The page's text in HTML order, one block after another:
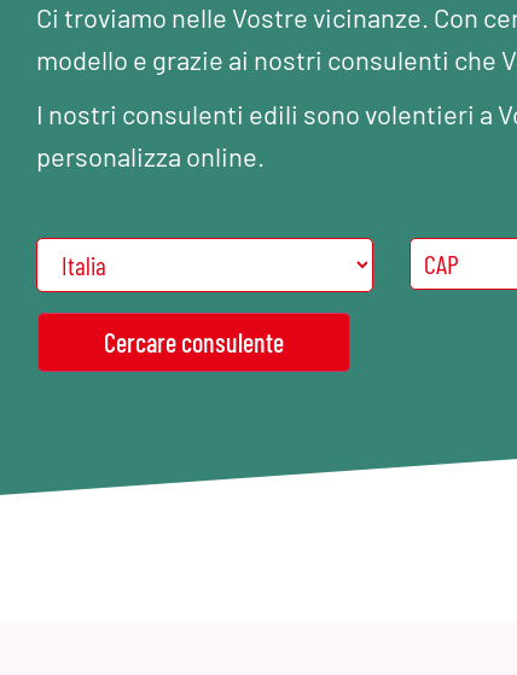
Ci troviamo nelle Vostre vicinanze. Con
modello e grazie ai nostri consulenti che
I nostri consulenti edili sono volentieri a
personalizza online.